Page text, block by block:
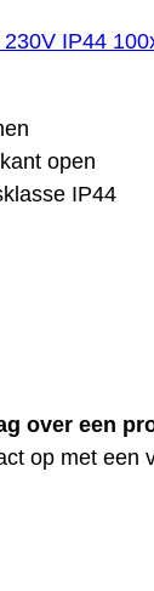
IP44
open
IP44
over een
op met een